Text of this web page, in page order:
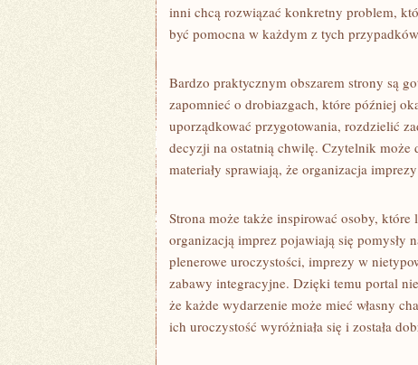
inni chcą rozwiązać konkretny problem,
być pomocna w każdym z tych
Bardzo praktycznym obszarem strony są
zapomnieć o drobiazgach, które później
uporządkować przygotowania, rozdzielić
decyzji na ostatnią chwilę. Czytelnik może
materiały sprawiają, że organizacja
Strona może także inspirować osoby,
organizacją imprez pojawiają się pomysły
plenerowe uroczystości, imprezy w
zabawy integracyjne. Dzięki temu portal
że każde wydarzenie może mieć własny
ich uroczystość wyróżniała się i została